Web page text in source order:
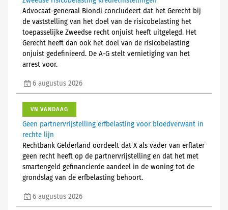
Advocaat-generaal Biondi concludeert dat het Gerecht bij
de vaststelling van het doel van de risicobelasting het
toepasselijke Zweedse recht onjuist heeft uitgelegd. Het
Gerecht heeft dan ook het doel van de risicobelasting
onjuist gedefinieerd. De A-G stelt vernietiging van het
arrest voor.
6 augustus 2026
VN VANDAAG
Geen partnervrijstelling erfbelasting voor bloedverwant in
rechte lijn
Rechtbank Gelderland oordeelt dat X als vader van erflater
geen recht heeft op de partnervrijstelling en dat het met
smartengeld gefinancierde aandeel in de woning tot de
grondslag van de erfbelasting behoort.
6 augustus 2026